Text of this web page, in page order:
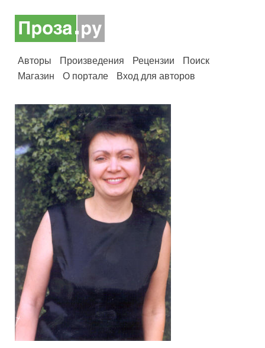
Авторы Произведения Рецензии
Поиск
Магазин
О портале Вход для авторов